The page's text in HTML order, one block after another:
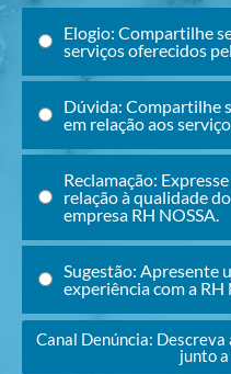
Elogio: Compartilhe
serviços oferecidos
Dúvida: Compartilhe
em relação aos
Reclamação:
relação à qualidade
empresa RH NOSSA.
Sugestão: Apresente
experiência com a RH
Canal Denúncia:
junto a